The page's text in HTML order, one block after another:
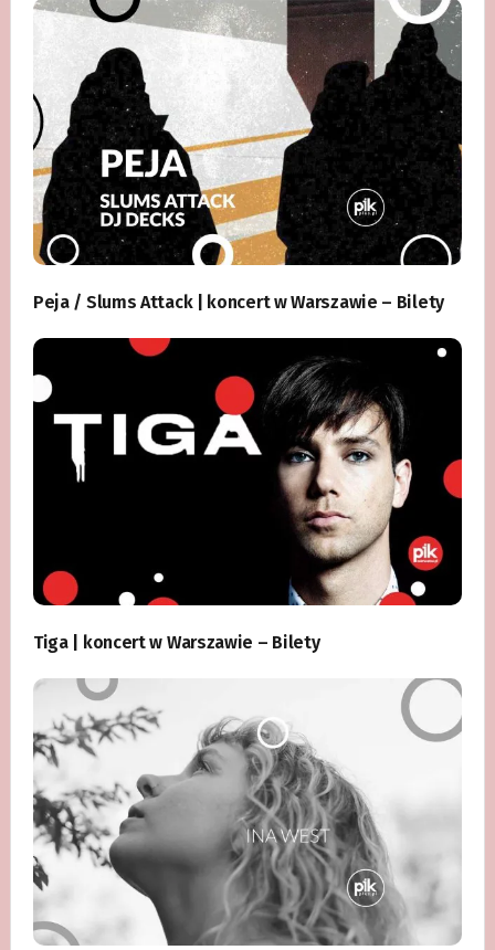
Peja / Slums Attack | koncert w Warszawie – Bilety
Tiga | koncert w Warszawie – Bilety